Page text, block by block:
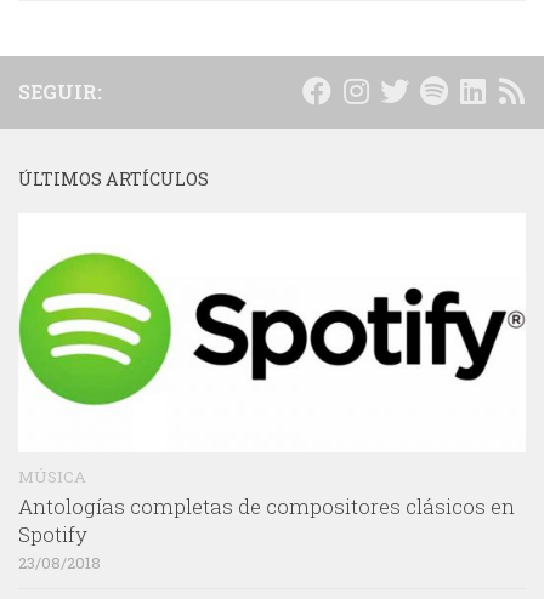
SEGUIR:
ÚLTIMOS ARTÍCULOS
MÚSICA
Antologías completas de compositores clásicos en
Spotify
23/08/2018